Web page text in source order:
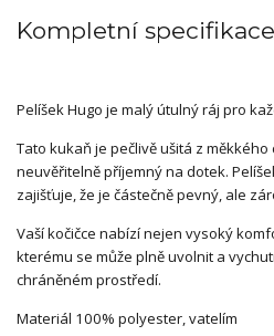
Kompletní specifikace
Pelíšek Hugo je malý útulný ráj pro
Tato kukaň je pečlivě ušitá z
neuvěřitelně příjemný na dotek.
zajišťuje, že je částečně pevný, ale
Vaší kočičce nabízí nejen vysoký
kterému se může plně uvolnit a
chráněném prostředí.
Materiál 100% polyester, vatelím